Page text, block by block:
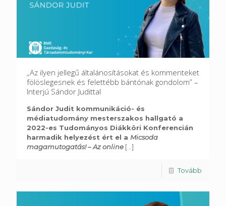
„Az ilyen jellegű általánosításokat és kommenteket
fölöslegesnek és felettébb bántónak gondolom” –
Interjú Sándor Judittal
Sándor Judit kommunikáció- és
médiatudomány mesterszakos hallgató a
2022-es Tudományos Diákköri Konferencián
harmadik helyezést ért el a Micsoda
magamutogatás! – Az online [...]
Tovább